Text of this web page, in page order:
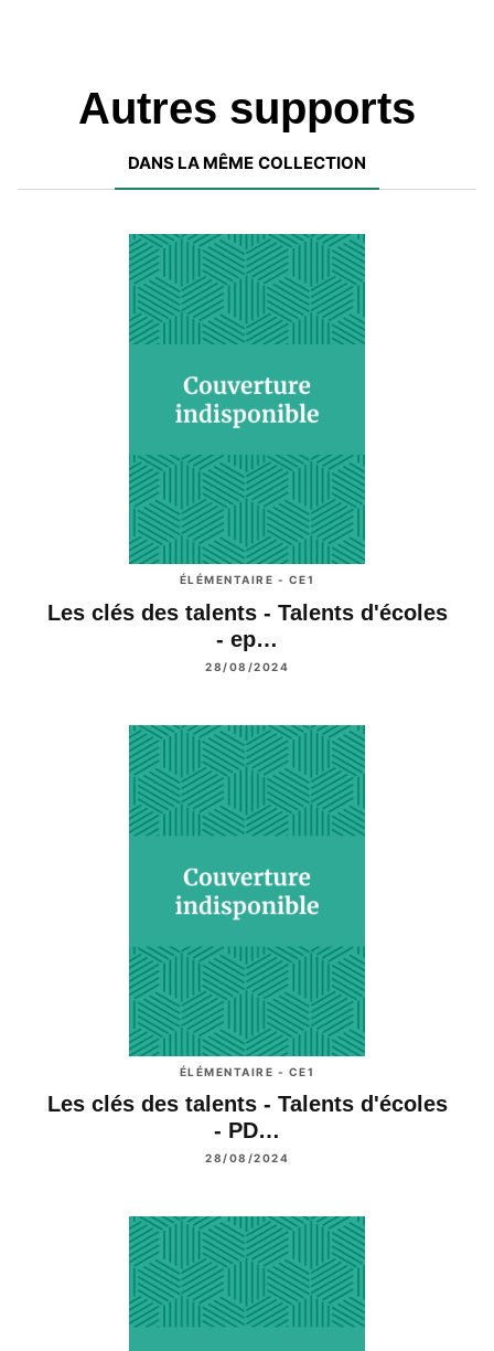
Autres supports
DANS LA MÊME COLLECTION
ÉLÉMENTAIRE - CE1
Les clés des talents - Talents d'écoles
- ep…
28/08/2024
ÉLÉMENTAIRE - CE1
Les clés des talents - Talents d'écoles
- PD…
28/08/2024